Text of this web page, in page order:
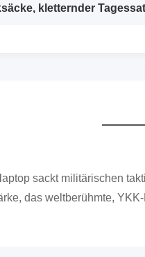
, kletternder
sackt militärischen
das weltberühmte,